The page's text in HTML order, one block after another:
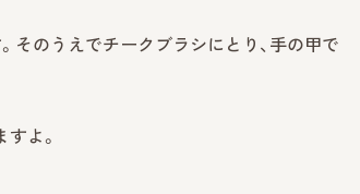
そのうえでチークブラシにとり、手の甲で
よ。